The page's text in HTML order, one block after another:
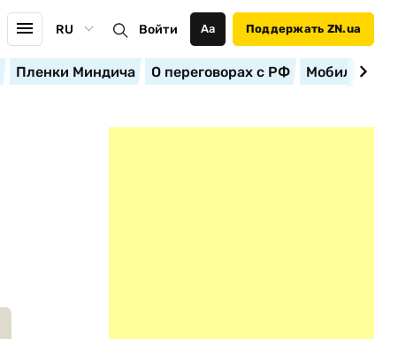
RU Войти Аа Поддержать ZN.ua
Пленки Миндича О переговорах с РФ